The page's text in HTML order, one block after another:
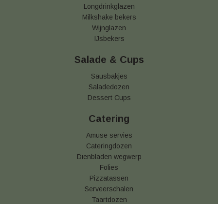
Longdrinkglazen
Milkshake bekers
Wijnglazen
IJsbekers
Salade & Cups
Sausbakjes
Saladedozen
Dessert Cups
Catering
Amuse servies
Cateringdozen
Dienbladen wegwerp
Folies
Pizzatassen
Serveerschalen
Taartdozen